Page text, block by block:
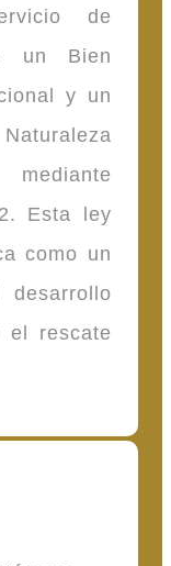
de
un Bien
y un
Esta ley
como un
desarrollo
rescate